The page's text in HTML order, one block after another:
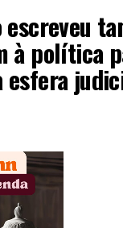
à política